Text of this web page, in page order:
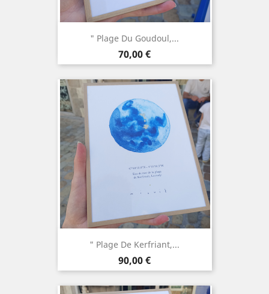
" Plage Du Goudoul,...
Prix
70,00 €
" Plage De Kerfriant,...
Prix
90,00 €